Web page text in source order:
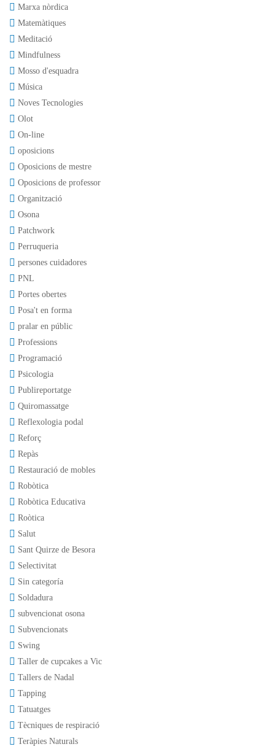
Marxa nòrdica
Matemàtiques
Meditació
Mindfulness
Mosso d'esquadra
Música
Noves Tecnologies
Olot
On-line
oposicions
Oposicions de mestre
Oposicions de professor
Organització
Osona
Patchwork
Perruqueria
persones cuidadores
PNL
Portes obertes
Posa't en forma
pralar en públic
Professions
Programació
Psicologia
Publireportatge
Quiromassatge
Reflexologia podal
Reforç
Repàs
Restauració de mobles
Robòtica
Robòtica Educativa
Roòtica
Salut
Sant Quirze de Besora
Selectivitat
Sin categoría
Soldadura
subvencionat osona
Subvencionats
Swing
Taller de cupcakes a Vic
Tallers de Nadal
Tapping
Tatuatges
Tècniques de respiració
Teràpies Naturals